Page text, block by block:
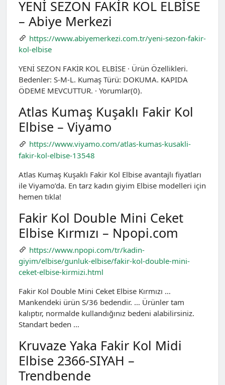
YENİ SEZON FAKİR KOL ELBİSE
– Abiye Merkezi
https://www.abiyemerkezi.com.tr/yeni-sezon-fakir-
kol-elbise
YENİ SEZON FAKİR KOL ELBİSE · Ürün Özellikleri.
Bedenler: S-M-L. Kumaş Türü: DOKUMA. KAPIDA
ÖDEME MEVCUTTUR. · Yorumlar(0).
Atlas Kumaş Kuşaklı Fakir Kol
Elbise – Viyamo
https://www.viyamo.com/atlas-kumas-kusakli-
fakir-kol-elbise-13548
Atlas Kumaş Kuşaklı Fakir Kol Elbise avantajlı fiyatları
ile Viyamo’da. En tarz kadın giyim Elbise modelleri için
hemen tıkla!
Fakir Kol Double Mini Ceket
Elbise Kırmızı – Npopi.com
https://www.npopi.com/tr/kadin-
giyim/elbise/gunluk-elbise/fakir-kol-double-mini-
ceket-elbise-kirmizi.html
Fakir Kol Double Mini Ceket Elbise Kırmızı …
Mankendeki ürün S/36 bedendir. … Ürünler tam
kalıptır, normalde kullandığınız bedeni alabilirsiniz.
Standart beden …
Kruvaze Yaka Fakir Kol Midi
Elbise 2366-SIYAH –
Trendbende